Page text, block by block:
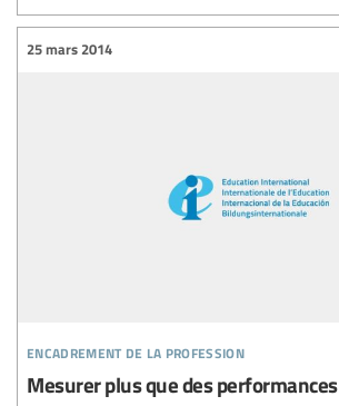
encadrement de la profession
25 mars 2014
Mesurer plus que des performances